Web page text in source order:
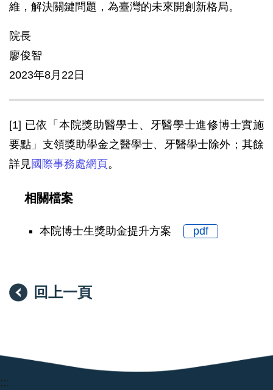
維，解決關鍵問題，為臺灣的未來開創新格局。
院長
廖俊智
2023年8月22日
[1] 已依「本院獎助醫學士、牙醫學士進修博士實施
要點」支領獎助學金之醫學士、牙醫學士除外；其餘
詳見 國際事務處網頁。
相關檔案
本院博士生獎助金提升方案 pdf
回上一頁
:::